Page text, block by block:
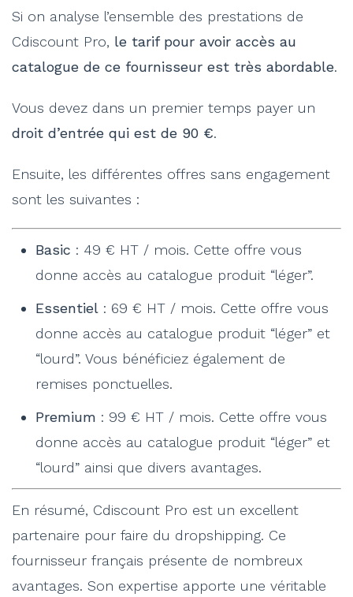
Si on analyse l’ensemble des prestations de
Cdiscount Pro, le tarif pour avoir accès au
catalogue de ce fournisseur est très abordable.
Vous devez dans un premier temps payer un
droit d’entrée qui est de 90 €.
Ensuite, les différentes offres sans engagement
sont les suivantes :
Basic : 49 € HT / mois. Cette offre vous
donne accès au catalogue produit “léger”.
Essentiel : 69 € HT / mois. Cette offre vous
donne accès au catalogue produit “léger” et
“lourd”. Vous bénéficiez également de
remises ponctuelles.
Premium : 99 € HT / mois. Cette offre vous
donne accès au catalogue produit “léger” et
“lourd” ainsi que divers avantages.
En résumé, Cdiscount Pro est un excellent
partenaire pour faire du dropshipping. Ce
fournisseur français présente de nombreux
avantages. Son expertise apporte une véritable